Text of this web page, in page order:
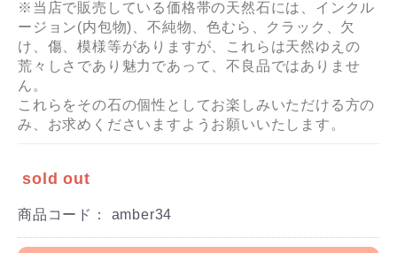
※当店で販売している価格帯の天然石には、インクル
ージョン(内包物)、不純物、色むら、クラック、欠
け、傷、模様等がありますが、これらは天然ゆえの
荒々しさであり魅力であって、不良品ではありませ
ん。
これらをその石の個性としてお楽しみいただける方の
み、お求めくださいますようお願いいたします。
sold out
商品コード： amber34